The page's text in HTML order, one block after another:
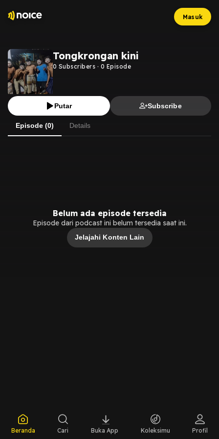
Masuk
Tongkrongan kini
0 Subscribers · 0 Episode
Putar Subscribe
Episode (0) Details
Belum ada episode tersedia
Episode dari podcast ini belum tersedia saat ini.
Jelajahi Konten Lain
Beranda Cari Buka App Koleksimu Profil